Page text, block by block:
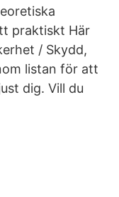
praktiskt Här
/ Skydd,
listan för att
dig. Vill du